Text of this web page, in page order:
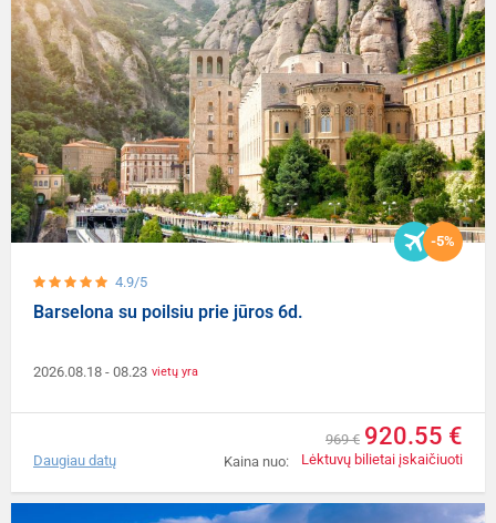
4.9/5
-5%
Barselona su poilsiu prie jūros 6d.
2026.08.18 - 08.23 vietų yra
Kaina nuo:
969 € 920.55 €
Lėktuvų bilietai įskaičiuoti
Daugiau datų